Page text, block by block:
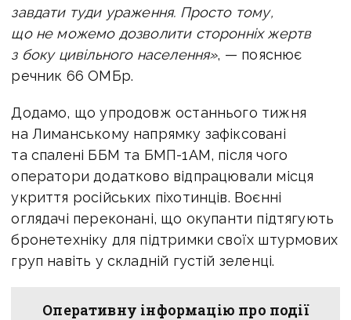
завдати туди ураження. Просто тому,
що не можемо дозволити сторонніх жертв
з боку цивільного населення», — пояснює
речник 66 ОМБр.
Додамо, що упродовж останнього тижня
на Лиманському напрямку зафіксовані
та спалені ББМ та БМП-1АМ, після чого
оператори додатково відпрацювали місця
укриття російських піхотинців. Воєнні
оглядачі переконані, що окупанти підтягують
бронетехніку для підтримки своїх штурмових
груп навіть у складній густій зеленці.
Оперативну інформацію про події